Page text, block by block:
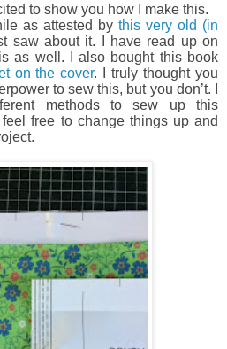
to show you how I make this.
as attested by this very old (in
saw about it. I have read up on
as well. I also bought this book
on the cover. I truly thought you
to sew this, but you don’t. I
methods to sew up this
free to change things up and